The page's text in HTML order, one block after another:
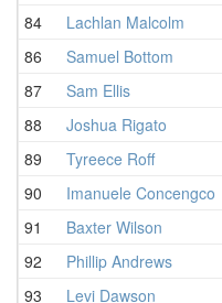
84
Lachlan Malcolm
86
Samuel Bottom
87
Sam Ellis
88
Joshua Rigato
89
Tyreece Roff
90
Imanuele Concengco
91
Baxter Wilson
92
Phillip Andrews
93
Levi Dawson